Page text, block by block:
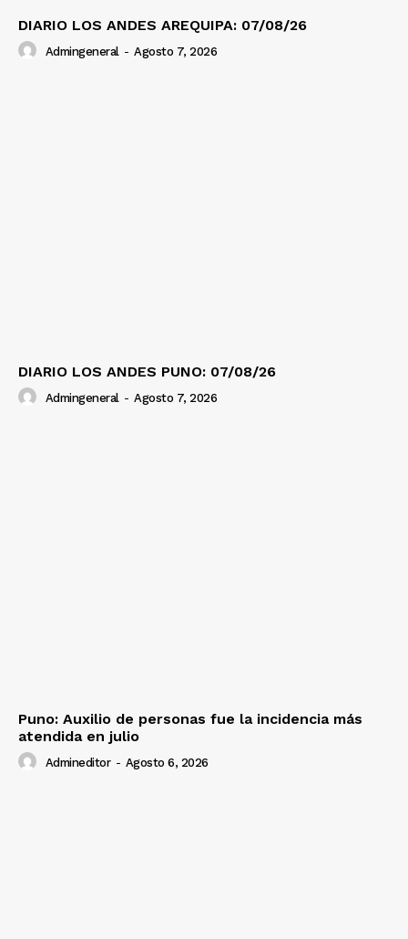
DIARIO LOS ANDES AREQUIPA: 07/08/26
Admingeneral - Agosto 7, 2026
DIARIO LOS ANDES PUNO: 07/08/26
Admingeneral - Agosto 7, 2026
Puno: Auxilio de personas fue la incidencia más
atendida en julio
Admineditor - Agosto 6, 2026